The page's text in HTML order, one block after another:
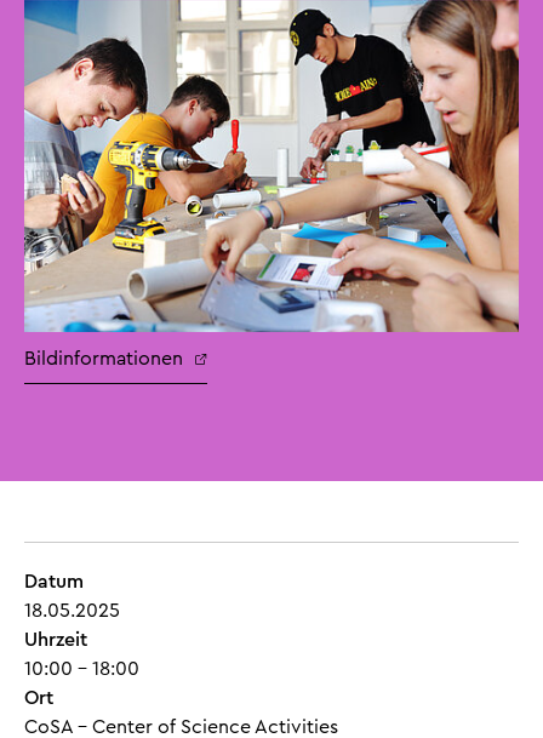
Bildinformationen
Datum
18.05.2025
Uhrzeit
10:00 - 18:00
Ort
CoSA – Center of Science Activities